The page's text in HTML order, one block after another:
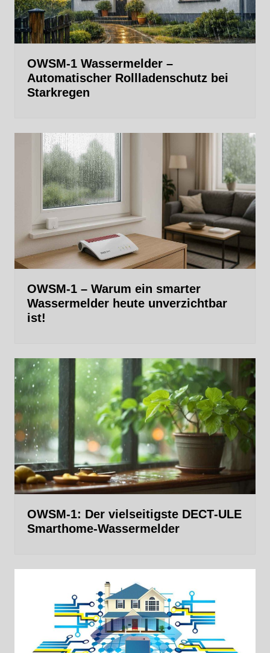
OWSM‑1 Wassermelder –
Automatischer Rollladenschutz bei
Starkregen
OWSM-1 – Warum ein smarter
Wassermelder heute unverzichtbar
ist!
OWSM‑1: Der vielseitigste DECT‑ULE
Smarthome-Wassermelder